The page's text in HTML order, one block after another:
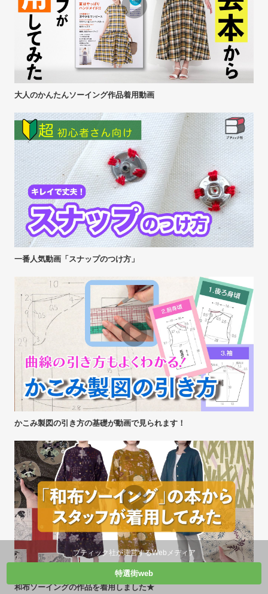
大人のかんたんソーイング作品着用動画
一番人気動画「スナップのつけ方」
かこみ製図の引き方の基礎が動画で見られます！
和布ソーイングの作品を着用しました★
ブティック社が運営するWebメディア
特選街web